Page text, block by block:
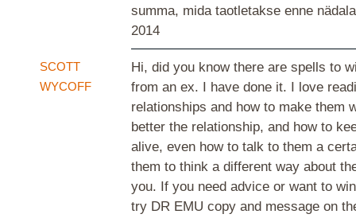
summa, mida taotletakse enne
2014
SCOTT
WYCOFF
Hi, did you know there are spells to
from an ex. I have done it. I love
relationships and how to make them
better the relationship, and how to
alive, even how to talk to them a
them to think a different way about
you. If you need advice or want to
try DR EMU copy and message on